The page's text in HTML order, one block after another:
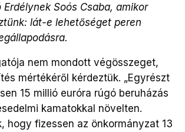
Erdélynek Soós Csaba, amikor
lát-e lehetőséget peren
nem mondott végösszeget,
mértékéről kérdeztük. „Egyrészt
15 millió euróra rúgó beruházás
kamatokkal növelten.
hogy fizessen az önkormányzat 13